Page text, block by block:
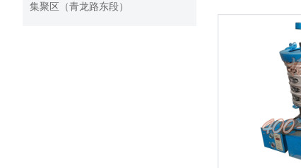
集聚区（青龙路东段）